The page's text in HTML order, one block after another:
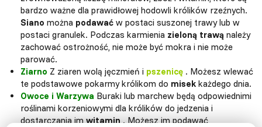
bardzo ważne dla prawidłowej hodowli królików rzeźnych.
Siano można podawać w postaci suszonej trawy lub w
postaci granulek. Podczas karmienia zieloną trawą należy
zachować ostrożność, nie może być mokra i nie może
parować.
Ziarno Z ziaren wolą jęczmień i pszenicę . Możesz wlewać
te podstawowe pokarmy królikom do misek każdego dnia.
Owoce i Warzywa Buraki lub marchew będą odpowiednimi
roślinami korzeniowymi dla królików do jedzenia i
dostarczania imwitamin. Możesz im podawać